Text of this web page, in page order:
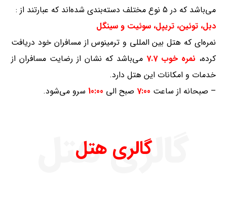
می‌باشد که در 5 نوع مختلف دسته‌بندی شده‌اند که عبارتند از :
دبل، توئین، تریپل، سوئیت و سینگل
نمره‌ای که هتل بین المللی و ترمینوس از مسافران خود دریافت
کرده، نمره خوب 7.7
می‌باشد که نشان از رضایت مسافران از
خدمات و امکانات این هتل دارد.
– صبحانه از ساعت 7:00 صبح الی 10:00 سرو می‌شود.
گالری هتل
گالری هتل